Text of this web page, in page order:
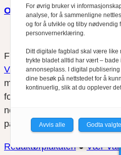
Om oss
Finansfokus arbeider etter
Varsom-plakatensregler for
medlem av Fagpressen.
for innhold på eksterne
nettsidene. Vi benytter
på våre nettsider.
Redaktørplakaten ● Vær
For øvrig bruker vi
analyse, for å sammenligne
og for å utvikle og tilby nødvendig
personvernerklæring.
Ditt digitale fagblad skal være like
trykte bladet alltid har vært –
annonseplass. I digital
dine besøk på nettstedet for å
kontinuerlig, slik at du opplever
Avvis alle Godta valgte